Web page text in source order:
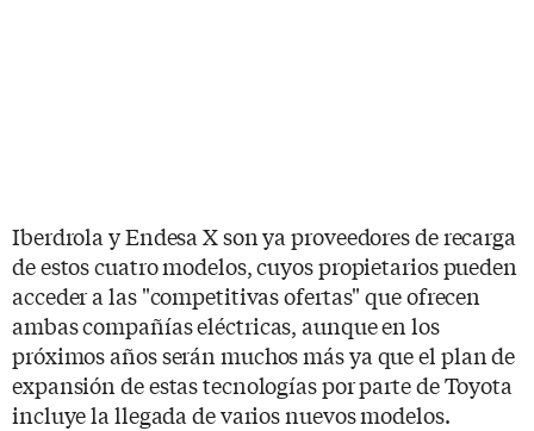
Iberdrola y Endesa X son ya proveedores de recarga
de estos cuatro modelos, cuyos propietarios pueden
acceder a las "competitivas ofertas" que ofrecen
ambas compañías eléctricas, aunque en los
próximos años serán muchos más ya que el plan de
expansión de estas tecnologías por parte de Toyota
incluye la llegada de varios nuevos modelos.